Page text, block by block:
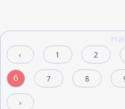
‹ 1 2
6 7 8
›